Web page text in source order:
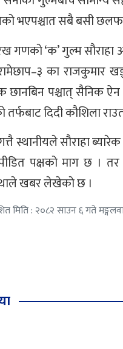
भएपश्चात सबै बसी
गणको ‘क’ गुल्म सौराहा
का
पश्चात् सैनिक ऐन
तर्फबाट दिदी कौशिला
स्थानीयले सौराहा
पीडित पक्षको माग छ ।
खबर लेखेकाे छ ।
मिति : २०८२ साउन ६ गते